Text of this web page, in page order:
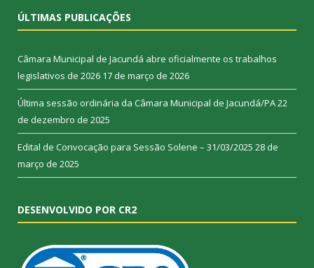
ÚLTIMAS PUBLICAÇÕES
Câmara Municipal de Jacundá abre oficialmente os trabalhos
legislativos de 2026 17 de março de 2026
Última sessão ordinária da Câmara Municipal de Jacundá/PA22
de dezembro de 2025
Edital de Convocação para Sessão Solene – 31/03/2025 28 de
março de 2025
DESENVOLVIDO POR CR2